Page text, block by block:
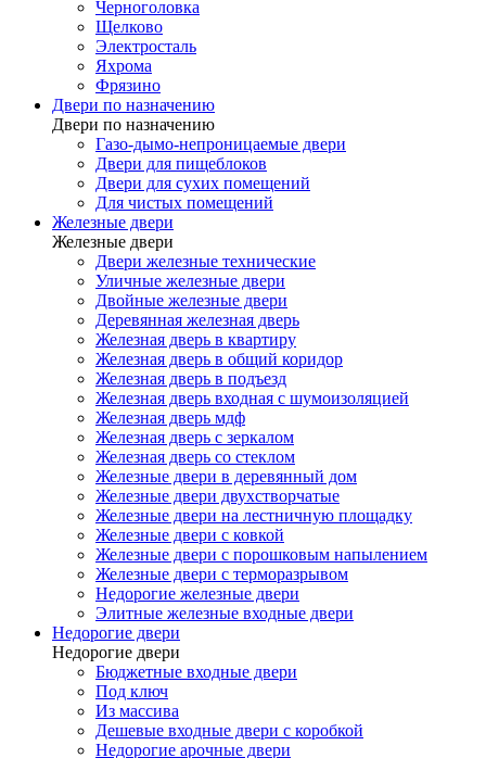
Черноголовка
Щелково
Электросталь
Яхрома
Фрязино
Двери по назначению
Двери по назначению
Газо-дымо-непроницаемые двери
Двери для пищеблоков
Двери для сухих помещений
Для чистых помещений
Железные двери
Железные двери
Двери железные технические
Уличные железные двери
Двойные железные двери
Деревянная железная дверь
Железная дверь в квартиру
Железная дверь в общий коридор
Железная дверь в подъезд
Железная дверь входная с шумоизоляцией
Железная дверь мдф
Железная дверь с зеркалом
Железная дверь со стеклом
Железные двери в деревянный дом
Железные двери двухстворчатые
Железные двери на лестничную площадку
Железные двери с ковкой
Железные двери с порошковым напылением
Железные двери с терморазрывом
Недорогие железные двери
Элитные железные входные двери
Недорогие двери
Недорогие двери
Бюджетные входные двери
Под ключ
Из массива
Дешевые входные двери с коробкой
Недорогие арочные двери